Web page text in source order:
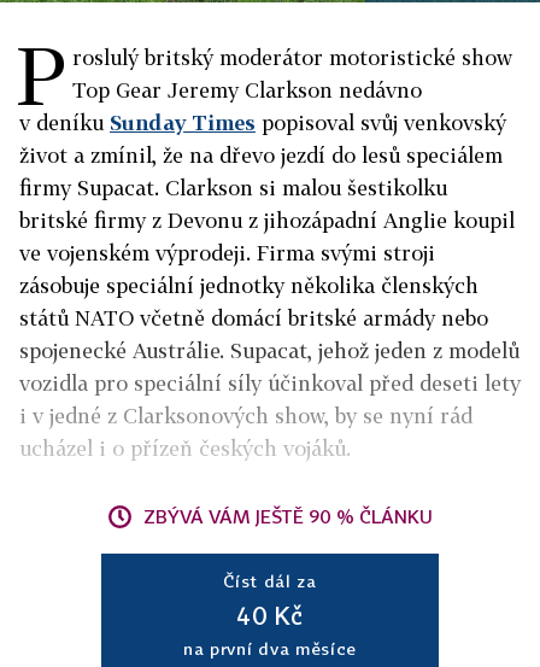
P roslulý britský moderátor motoristické show
Top Gear Jeremy Clarkson nedávno
v deníku Sunday Times popisoval svůj venkovský
život a zmínil, že na dřevo jezdí do lesů speciálem
firmy Supacat. Clarkson si malou šestikolku
britské firmy z Devonu z jihozápadní Anglie koupil
ve vojenském výprodeji. Firma svými stroji
zásobuje speciální jednotky několika členských
států NATO včetně domácí britské armády nebo
spojenecké Austrálie. Supacat, jehož jeden z modelů
vozidla pro speciální síly účinkoval před deseti lety
i v jedné z Clarksonových show, by se nyní rád
ucházel i o přízeň českých vojáků.
ZBÝVÁ VÁM JEŠTĚ 90 % ČLÁNKU
Číst dál za
40 Kč
na první dva měsíce